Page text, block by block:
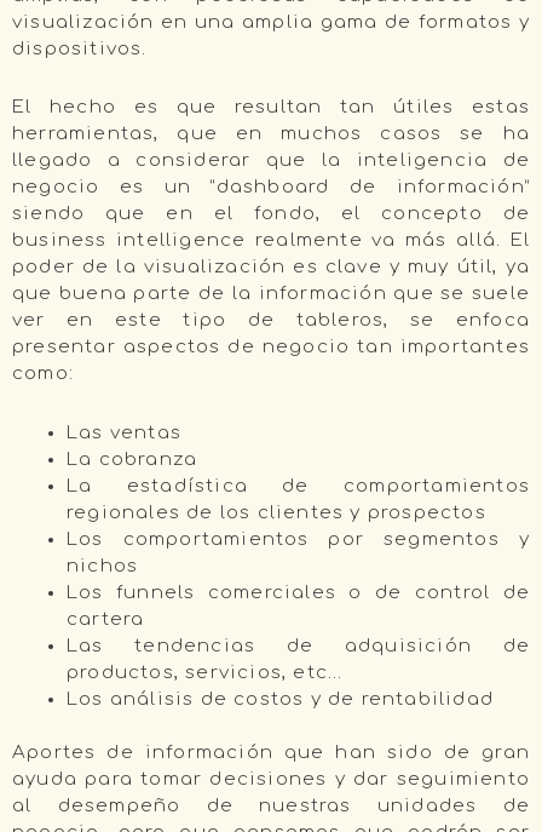
visualización en una amplia gama de formatos y
dispositivos.
El hecho es que resultan tan útiles estas
herramientas, que en muchos casos se ha
llegado a considerar que la inteligencia de
negocio es un “dashboard de información”
siendo que en el fondo, el concepto de
business intelligence realmente va más allá. El
poder de la visualización es clave y muy útil, ya
que buena parte de la información que se suele
ver en este tipo de tableros, se enfoca
presentar aspectos de negocio tan importantes
como:
Las ventas
La cobranza
La estadística de comportamientos
regionales de los clientes y prospectos
Los comportamientos por segmentos y
nichos
Los funnels comerciales o de control de
cartera
Las tendencias de adquisición de
productos, servicios, etc…
Los análisis de costos y de rentabilidad
Aportes de información que han sido de gran
ayuda para tomar decisiones y dar seguimiento
al desempeño de nuestras unidades de